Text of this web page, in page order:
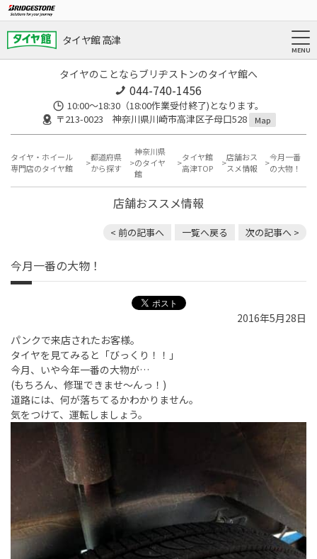
タイヤ館 高津
タイヤのことならブリヂストンのタイヤ館へ
044-740-1456
10:00～18:30（18:00作業受付終了)となります。
〒213-0023 神奈川県川崎市高津区子母口528
Map
タイヤ・ホイール
専門店のタイヤ館
都道府県
から探す
神奈川県
のタイヤ
館
タイヤ館
高津TOP
店舗おス
スメ情報
今月一番
の大物！
店舗おススメ情報
< 前の記事へ 一覧へ戻る 次の記事へ >
今月一番の大物！
2016年5月28日
パンクで来店されたお客様。
タイヤを見てみると「びっくり！！」
今月、いや今年一番の大物が…
(もちろん、修理できませ～んっ！)
道路には、何が落ちてるかわかりません。
気をつけて、運転しましょう。